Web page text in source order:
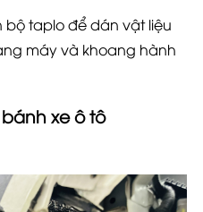
bộ taplo để dán vật liệu
máy và khoang hành
xe ô tô